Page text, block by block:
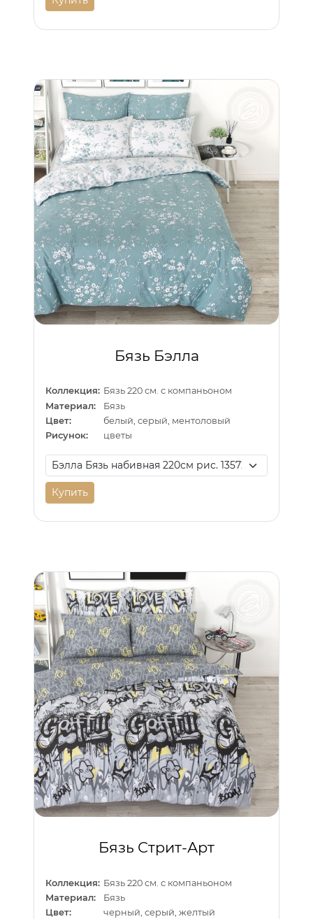
Бязь Бэлла
Коллекция: Бязь 220 см. с компаньоном
Материал:
Бязь
Цвет:
белый, серый, ментоловый
Рисунок:
цветы
Купить
Бязь Стрит-Арт
Коллекция: Бязь 220 см. с компаньоном
Материал:
Бязь
Цвет:
черный, серый, желтый